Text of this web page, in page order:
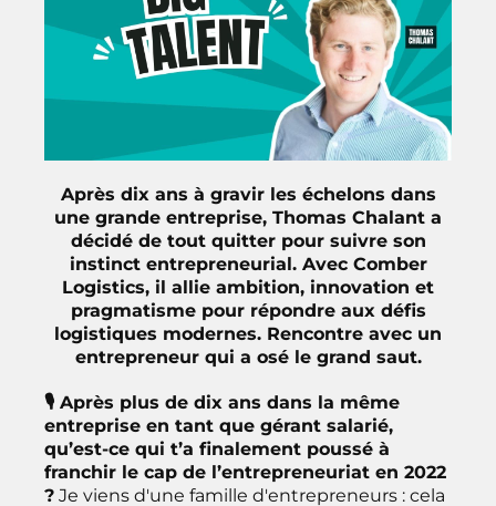
Après dix ans à gravir les échelons dans
une grande entreprise, Thomas Chalant a
décidé de tout quitter pour suivre son
instinct entrepreneurial. Avec Comber
Logistics, il allie ambition, innovation et
pragmatisme pour répondre aux défis
logistiques modernes. Rencontre avec un
entrepreneur qui a osé le grand saut.
🎙 Après plus de dix ans dans la même
entreprise en tant que gérant salarié,
qu’est-ce qui t’a finalement poussé à
franchir le cap de l’entrepreneuriat en 2022
? Je viens d'une famille d'entrepreneurs : cela